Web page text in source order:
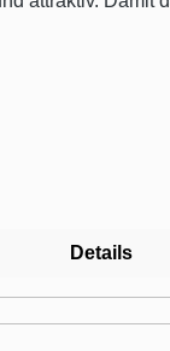
Details